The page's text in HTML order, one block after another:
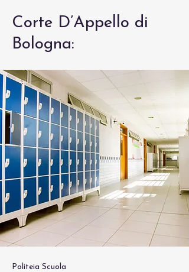
Corte D’Appello di
Bologna:
Politeia Scuola